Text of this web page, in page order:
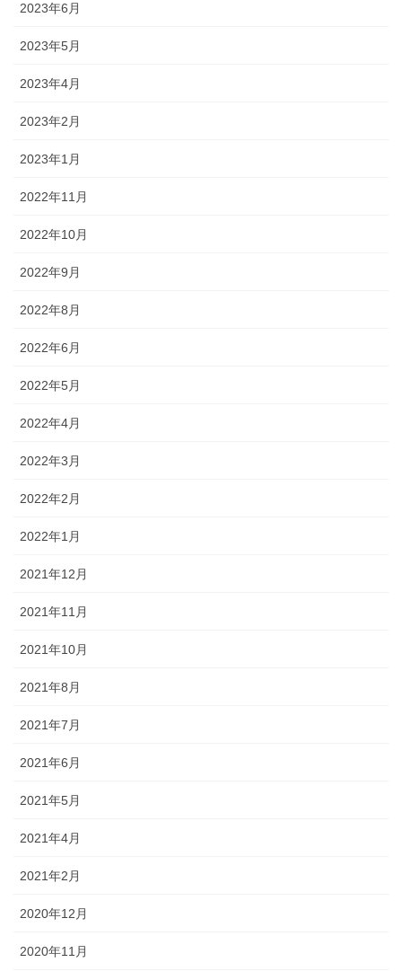
2023年6月
2023年5月
2023年4月
2023年2月
2023年1月
2022年11月
2022年10月
2022年9月
2022年8月
2022年6月
2022年5月
2022年4月
2022年3月
2022年2月
2022年1月
2021年12月
2021年11月
2021年10月
2021年8月
2021年7月
2021年6月
2021年5月
2021年4月
2021年2月
2020年12月
2020年11月